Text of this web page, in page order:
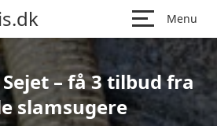
Menu
– få 3 tilbud fra
slamsugere